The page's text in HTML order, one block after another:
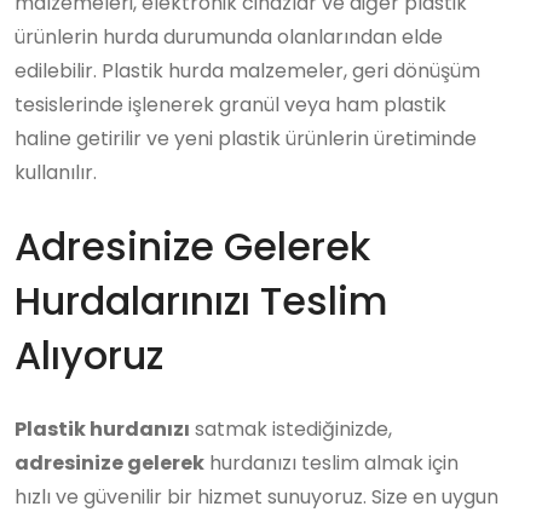
ürünlerin hurda durumunda olanlarından elde
edilebilir. Plastik hurda malzemeler, geri dönüşüm
tesislerinde işlenerek granül veya ham plastik
haline getirilir ve yeni plastik ürünlerin üretiminde
kullanılır.
Adresinize Gelerek
Hurdalarınızı Teslim
Alıyoruz
Plastik hurdanızı satmak istediğinizde,
adresinize gelerek hurdanızı teslim almak için
hızlı ve güvenilir bir hizmet sunuyoruz. Size en uygun